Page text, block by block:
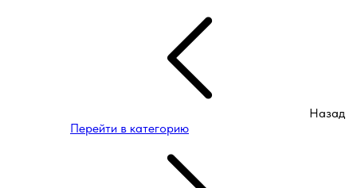
Назад
Перейти в категорию